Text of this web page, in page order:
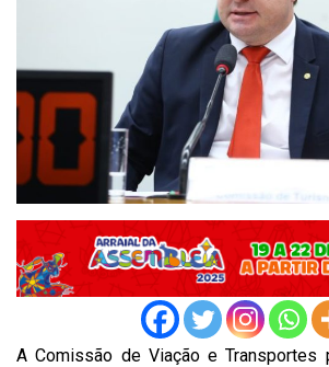
A Comissão de Viação e Transportes